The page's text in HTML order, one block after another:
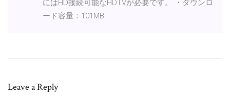
にはHD接続可能なHDTVが必要です。 ・ダウンロ
ード容量：101MB
Leave a Reply